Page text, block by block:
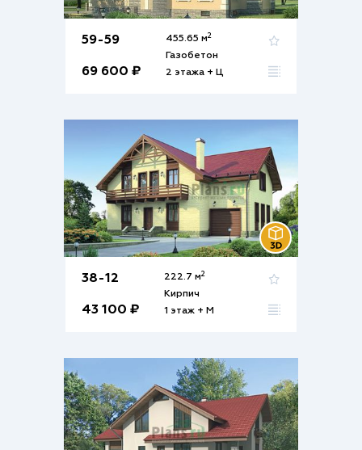
59-59
69 600 ₽
455.65 м2
Газобетон
2 этажа + Ц
38-12
43 100 ₽
222.7 м2
Кирпич
1 этаж + М